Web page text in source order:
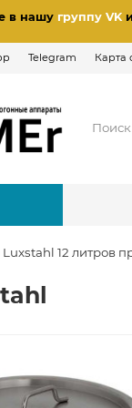
в нашу группу VK
Telegram Карта
Luxstahl 12 литров